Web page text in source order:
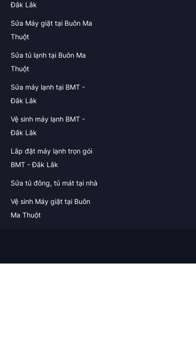
Đắk Lắk
Sửa Máy giặt tại Buôn Ma
Thuột
Sửa tủ lạnh tại Buôn Ma
Thuột
Sửa máy lạnh tại BMT -
Đắk Lắk
Vệ sinh máy lạnh BMT -
Đắk Lắk
Lắp đặt máy lạnh trọn gói
BMT - Đắk Lắk
Sửa tủ đông, tủ mát tại nhà
Vệ sinh Máy giặt tại Buôn
Ma Thuột